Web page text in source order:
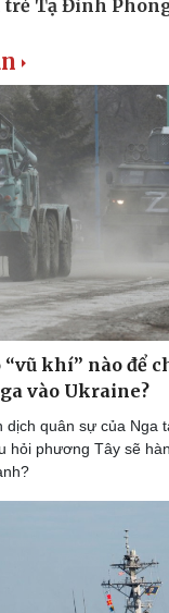
khí” nào để
vào Ukraine?
dịch quân sự của Nga
hỏi phương Tây sẽ